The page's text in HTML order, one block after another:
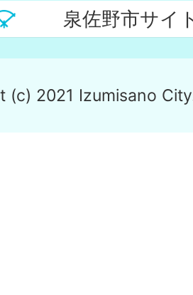
泉佐野市サイ
(c) 2021 Izumisano